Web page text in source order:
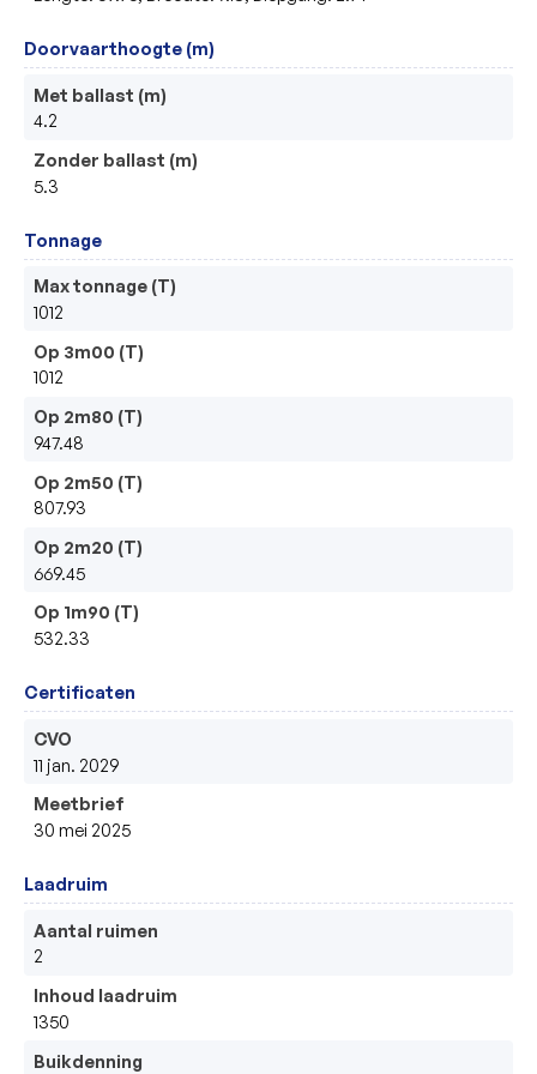
Doorvaarthoogte (m)
Met ballast (m)
4.2
Zonder ballast (m)
5.3
Tonnage
Max tonnage (T)
1012
Op 3m00 (T)
1012
Op 2m80 (T)
947.48
Op 2m50 (T)
807.93
Op 2m20 (T)
669.45
Op 1m90 (T)
532.33
Certificaten
CVO
11 jan. 2029
Meetbrief
30 mei 2025
Laadruim
Aantal ruimen
2
Inhoud laadruim
1350
Buikdenning